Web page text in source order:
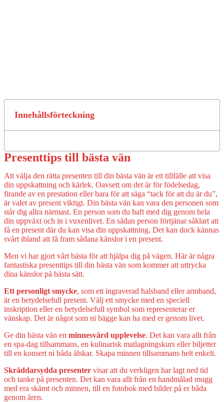
Innehållsförteckning
Presenttips till bästa vän
Att välja den rätta presenten till din bästa vän är ett tillfälle att visa
din uppskattning och kärlek. Oavsett om det är för födelsedag,
firande av en prestation eller bara för att säga “tack för att du är du”,
är valet av present viktigt. Din bästa vän kan vara den personen som
står dig allra närmast. En person som du haft med dig genom hela
din uppväxt och in i vuxenlivet. En sådan person förtjänar såklart att
få en present där du kan visa din uppskattning. Det kan dock kännas
svårt ibland att få fram sådana känslor i en present.
Men vi har gjort vårt bästa för att hjälpa dig på vägen. Här är några
fantastiska presenttips till din bästa vän som kommer att uttrycka
dina känslor på bästa sätt.
Ett personligt smycke, som ett ingraverad halsband eller armband,
är en betydelsefull present. Välj ett smycke med en speciell
inskription eller en betydelsefull symbol som representerar er
vänskap. Det är något som ni bägge kan ha med er genom livet.
Ge din bästa vän en minnesvärd upplevelse. Det kan vara allt från
en spa-dag tillsammans, en kulinarisk matlagningskurs eller biljetter
till en konsert ni båda älskar. Skapa minnen tillsammans helt enkelt.
Skräddarsydda presenter visar att du verkligen har lagt ned tid
och tanke på presenten. Det kan vara allt från en handmålad mugg
med era skämt och minnen, till en fotobok med bilder på er båda
genom åren.